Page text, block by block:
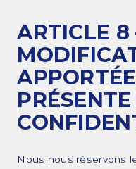
ARTICLE 8
Nous nous réservons